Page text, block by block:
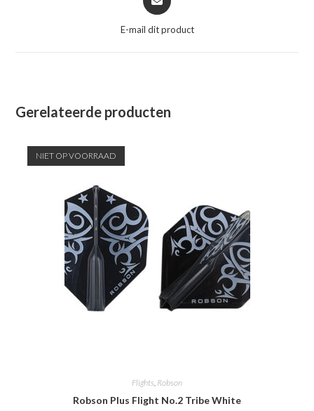
in
nieuw
E-mail dit product
Gerelateerde producten
NIET OP VOORRAAD
Flights Robson
Robson Plus Flight No.2 Tribe White